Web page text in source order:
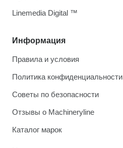
Информация
Правила и условия
Политика конфиденциальности
Советы по безопасности
Отзывы о Machineryline
Каталог марок
Linemedia Digital ™